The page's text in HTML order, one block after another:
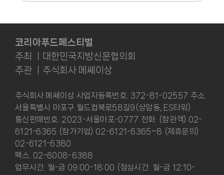
코리아푸드페스티벌
주최 ㅣ대한민국지방신문협의회
주관 ㅣ주식회사 메쎄이상
주식회사 메쎄이상 사업자등록번호. 372-81-02557 주소.
서울특별시 마포구 월드컵북로58길9(상암동, ES타워)
통신판매번호. 2023-서울마포-0777 전화. (참관객) 02-
6121-6365 (참가기업) 02-6121-6365~8 (제휴문의)
02-6121-6380
팩스. 02-6008-6388
업무시간. 월-금 09:00-18:00 (점심시간. 월-금 12:10-